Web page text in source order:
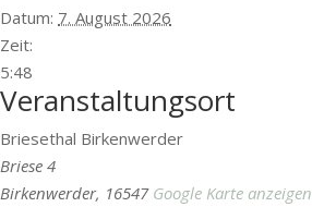
Datum: 7. August 2026
Zeit:
5:48
Veranstaltungsort
Briesethal Birkenwerder
Briese 4
Birkenwerder, 16547 Google Karte anzeigen